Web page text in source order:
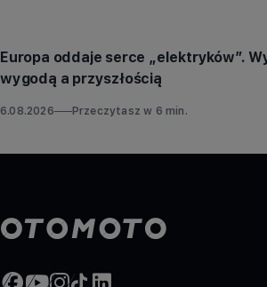
Europa oddaje serce „elektryków”.
wygodą a przyszłością
6.08.2026 Przeczytasz w 6 min.